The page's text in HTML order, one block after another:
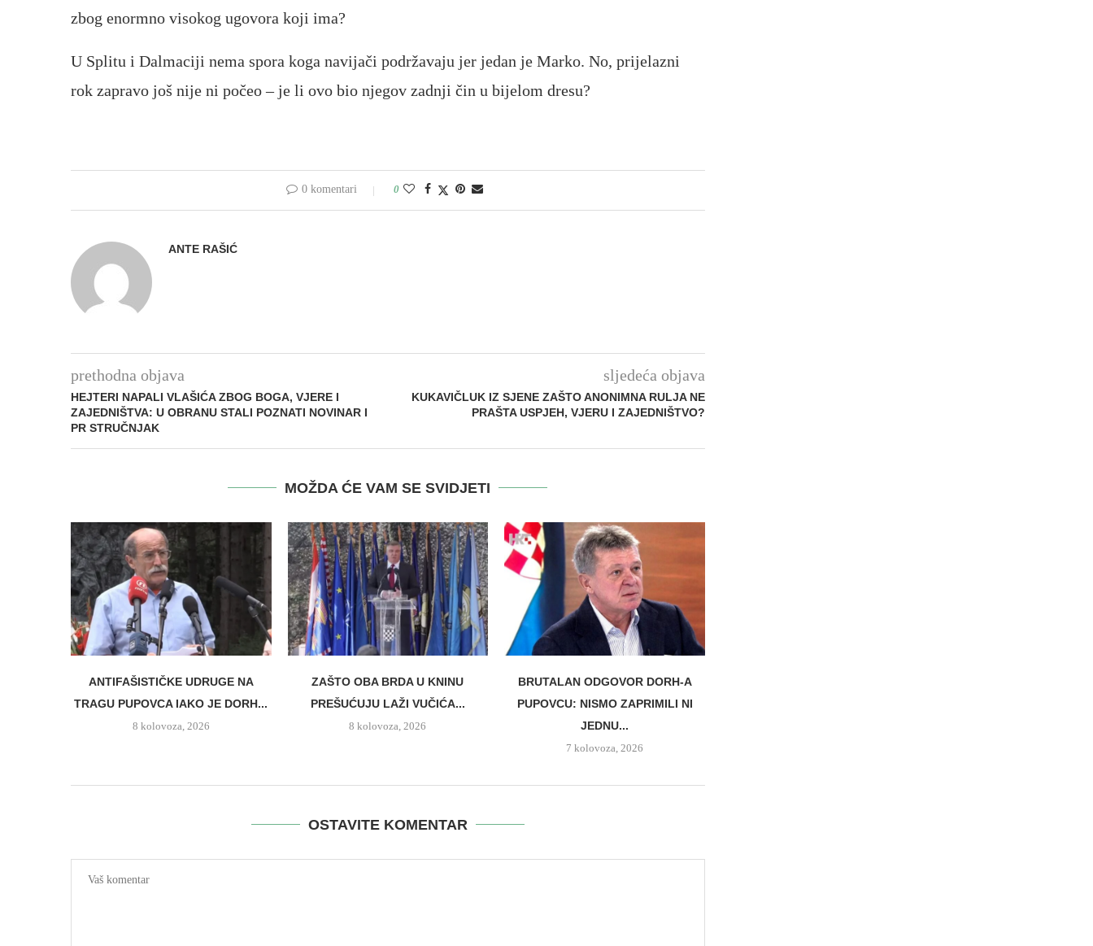
zbog enormno visokog ugovora koji ima?
U Splitu i Dalmaciji nema spora koga navijači podržavaju jer jedan je Marko. No, prijelazni
rok zapravo još nije ni počeo – je li ovo bio njegov zadnji čin u bijelom dresu?
0 komentari 0
ANTE RAŠIĆ
prethodna objava
HEJTERI NAPALI VLAŠIĆA ZBOG BOGA, VJERE I
ZAJEDNIŠTVA: U OBRANU STALI POZNATI NOVINAR I
PR STRUČNJAK
sljedeća objava
KUKAVIČLUK IZ SJENE ZAŠTO ANONIMNA RULJA NE
PRAŠTA USPJEH, VJERU I ZAJEDNIŠTVO?
MOŽDA ĆE VAM SE SVIDJETI
ANTIFAŠISTIČKE UDRUGE NA
TRAGU PUPOVCA IAKO JE DORH...
8 kolovoza, 2026
ZAŠTO OBA BRDA U KNINU
PREŠUĆUJU LAŽI VUČIĆA...
8 kolovoza, 2026
BRUTALAN ODGOVOR DORH-A
PUPOVCU: NISMO ZAPRIMILI NI
JEDNU...
7 kolovoza, 2026
OSTAVITE KOMENTAR